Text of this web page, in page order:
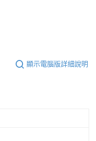
顯示電腦版詳細說明